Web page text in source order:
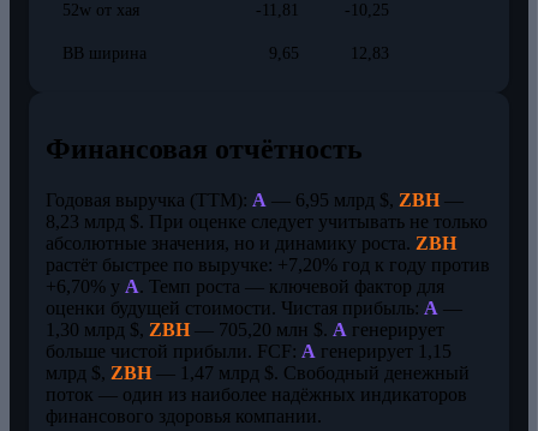
52w от хая -11,81 -10,25
BB ширина 9,65 12,83
Финансовая отчётность
Годовая выручка (TTM): A — 6,95 млрд $, ZBH—
8,23 млрд $. При оценке следует учитывать не только
абсолютные значения, но и динамику роста. ZBH
растёт быстрее по выручке: +7,20% год к году против
+6,70% у A. Темп роста — ключевой фактор для
оценки будущей стоимости. Чистая прибыль: A —
1,30 млрд $, ZBH— 705,20 млн $. A генерирует
больше чистой прибыли. FCF: A генерирует 1,15
млрд $, ZBH— 1,47 млрд $. Свободный денежный
поток — один из наиболее надёжных индикаторов
финансового здоровья компании.